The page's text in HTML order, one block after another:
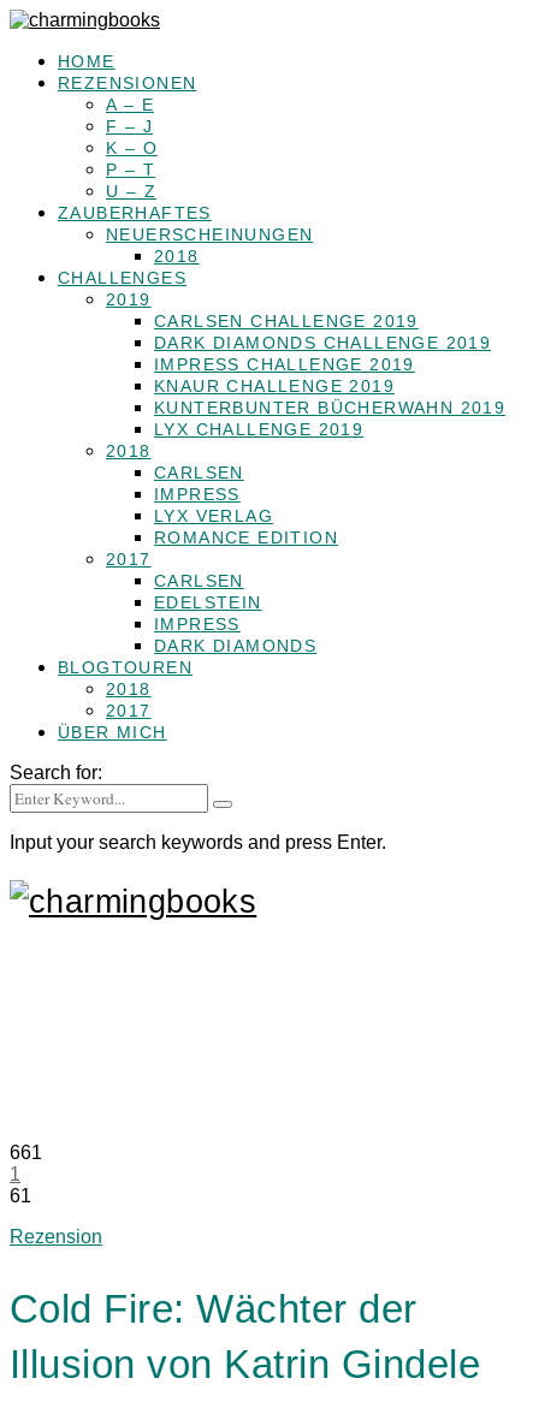
HOME
REZENSIONEN
A – E
F – J
K – O
P – T
U – Z
ZAUBERHAFTES
NEUERSCHEINUNGEN
2018
CHALLENGES
2019
CARLSEN CHALLENGE 2019
DARK DIAMONDS CHALLENGE 2019
IMPRESS CHALLENGE 2019
KNAUR CHALLENGE 2019
KUNTERBUNTER BÜCHERWAHN 2019
LYX CHALLENGE 2019
2018
CARLSEN
IMPRESS
LYX VERLAG
ROMANCE EDITION
2017
CARLSEN
EDELSTEIN
IMPRESS
DARK DIAMONDS
BLOGTOUREN
2018
2017
ÜBER MICH
Search for:
Input your search keywords and press Enter.
661
1
61
Rezension
Cold Fire: Wächter der
Illusion von Katrin Gindele